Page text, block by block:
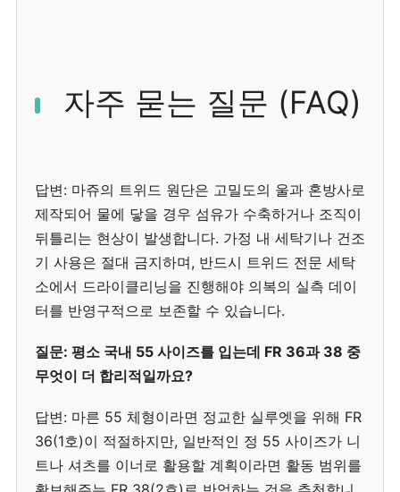
자주 묻는 질문 (FAQ)
답변: 마쥬의 트위드 원단은 고밀도의 울과 혼방사로
제작되어 물에 닿을 경우 섬유가 수축하거나 조직이
뒤틀리는 현상이 발생합니다. 가정 내 세탁기나 건조
기 사용은 절대 금지하며, 반드시 트위드 전문 세탁
소에서 드라이클리닝을 진행해야 의복의 실측 데이
터를 반영구적으로 보존할 수 있습니다.
질문: 평소 국내 55 사이즈를 입는데 FR 36과 38 중
무엇이 더 합리적일까요?
답변: 마른 55 체형이라면 정교한 실루엣을 위해 FR
36(1호)이 적절하지만, 일반적인 정 55 사이즈가 니
트나 셔츠를 이너로 활용할 계획이라면 활동 범위를